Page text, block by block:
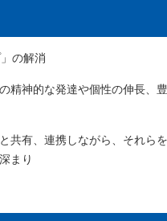
の解消
精神的な発達や個性の伸長、
共有、連携しながら、それら
まり